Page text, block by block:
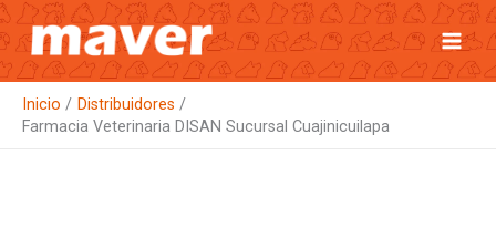
Ir
al
contenido
Inicio
Distribuidores
Farmacia Veterinaria DISAN Sucursal Cuajinicuilapa